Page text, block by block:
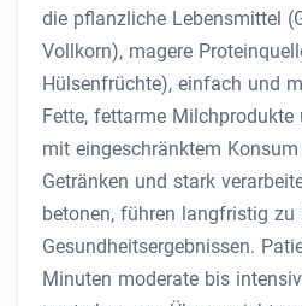
die pflanzliche Lebensmittel
Vollkorn), magere
Hülsenfrüchte), einfach und
Fette, fettarme Milchprodukte
mit eingeschränktem
Getränken und stark
betonen, führen langfristig zu
Gesundheitsergebnissen.
Minuten moderate bis